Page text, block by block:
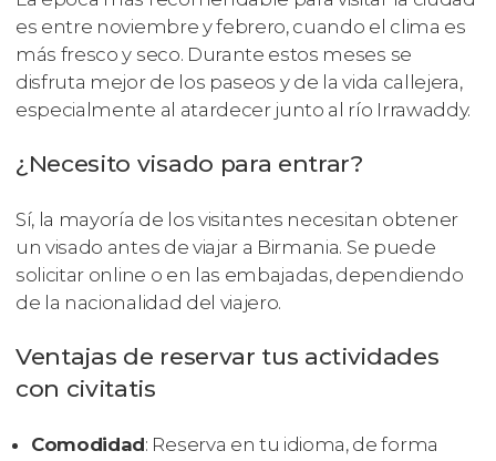
es entre noviembre y febrero, cuando el clima es
más fresco y seco. Durante estos meses se
disfruta mejor de los paseos y de la vida callejera,
especialmente al atardecer junto al río Irrawaddy.
¿Necesito visado para entrar?
Sí, la mayoría de los visitantes necesitan obtener
un visado antes de viajar a Birmania. Se puede
solicitar online o en las embajadas, dependiendo
de la nacionalidad del viajero.
Ventajas de reservar tus actividades
con civitatis
Comodidad: Reserva en tu idioma, de forma